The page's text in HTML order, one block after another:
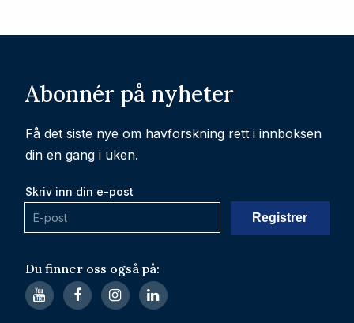
Du finner oss også på:
Abonnér på nyheter
Få det siste nye om havforskning rett i innboksen
din en gang i uken.
Skriv inn din e-post